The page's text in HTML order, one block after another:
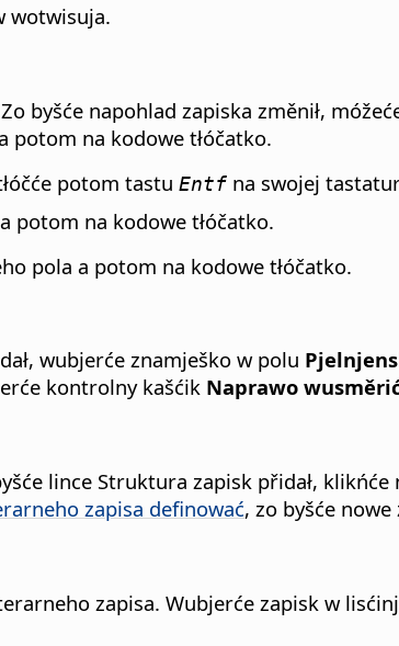
wotwisuja.
byšće napohlad zapiska změnił,
potom na kodowe tłóčatko.
potom tastu Entf na swojej
potom na kodowe tłóčatko.
pola a potom na kodowe tłóčatko.
wubjerće znamješko w polu
kontrolny kašćik Naprawo
lince Struktura zapisk přidał,
zapisa definować, zo byšće nowe
zapisa. Wubjerće zapisk w